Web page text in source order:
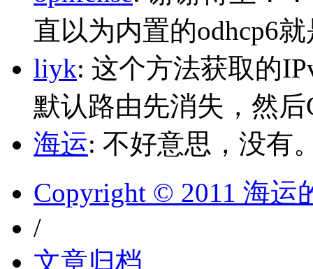
直以为内置的odhcp6
liyk: 这个方法获取的
默认路由先消失，然
海运: 不好意思，没有
Copyright © 2011 海运
/
文章归档